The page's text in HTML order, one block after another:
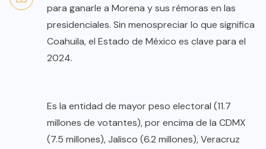
para ganarle a Morena y sus rémoras en las
presidenciales. Sin menospreciar lo que significa
Coahuila, el Estado de México es clave para el
2024.
Es la entidad de mayor peso electoral (11.7
millones de votantes), por encima de la CDMX
(7.5 millones), Jalisco (6.2 millones), Veracruz